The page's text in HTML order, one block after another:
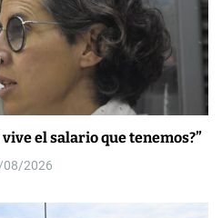
el salario que tenemos?”
08/2026